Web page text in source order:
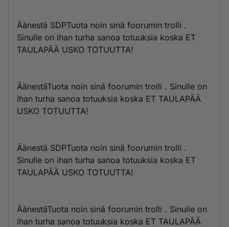
Äänestä SDPTuota noin sinä foorumin trolli .
Sinulle on ihan turha sanoa totuuksia koska ET
TAULAPÄÄ USKO TOTUUTTA!
ÄänestäTuota noin sinä foorumin trolli . Sinulle on
ihan turha sanoa totuuksia koska ET TAULAPÄÄ
USKO TOTUUTTA!
Äänestä SDPTuota noin sinä foorumin trolli .
Sinulle on ihan turha sanoa totuuksia koska ET
TAULAPÄÄ USKO TOTUUTTA!
ÄänestäTuota noin sinä foorumin trolli . Sinulle on
ihan turha sanoa totuuksia koska ET TAULAPÄÄ